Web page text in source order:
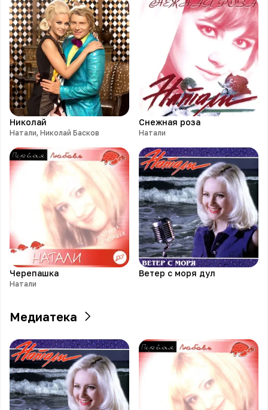
Николай
Натали, Николай Басков
Снежная роза
Натали
Черепашка
Натали
Ветер с моря дул
Медиатека